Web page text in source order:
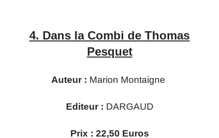
4. Dans la Combi de Thomas
Pesquet
Auteur : Marion Montaigne
Editeur : DARGAUD
Prix : 22,50 Euros